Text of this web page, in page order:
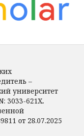
–
университет
3033-621X.
от 28.07.2025